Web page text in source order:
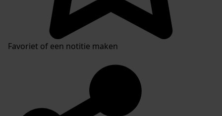
Favoriet of een notitie maken